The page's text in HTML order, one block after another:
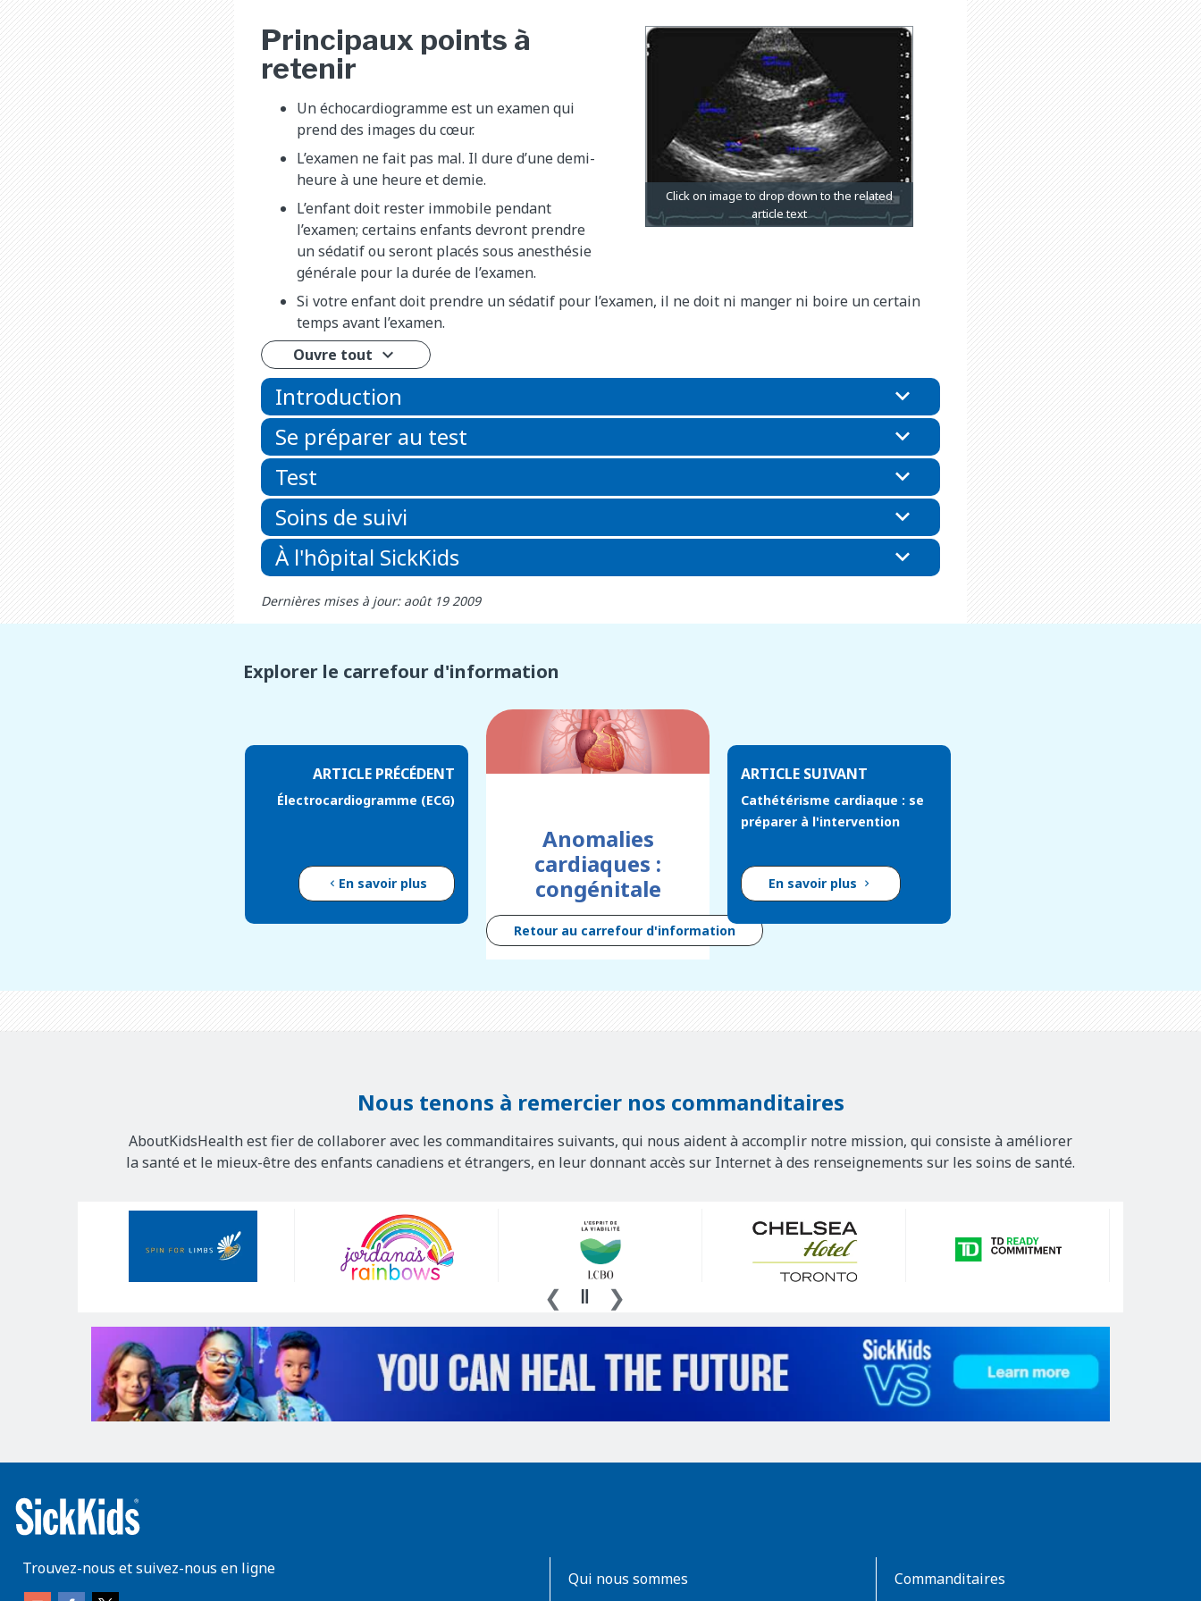
Principaux points à
retenir
Un échocardiogramme est un examen qui
prend des images du cœur.
L’examen ne fait pas mal. Il dure d’une demi-
heure à une heure et demie.
L’enfant doit rester immobile pendant
l’examen; certains enfants devront prendre
un sédatif ou seront placés sous anesthésie
générale pour la durée de l’examen.
Si votre enfant doit prendre un sédatif pour l’examen, il ne doit ni manger ni boire un certain
temps avant l’examen.
Ouvre tout
Introduction
Se préparer au test
Test
Soins de suivi
À l'hôpital SickKids
Dernières mises à jour: août 19 2009
Explorer le carrefour d'information
ARTICLE PRÉCÉDENT
Électrocardiogramme (ECG)
En savoir plus
Anomalies
cardiaques :
congénitale
Retour au carrefour d'information
ARTICLE SUIVANT
Cathétérisme cardiaque : se
préparer à l'intervention
En savoir plus
Nous tenons à remercier nos commanditaires
AboutKidsHealth est fier de collaborer avec les commanditaires suivants, qui nous aident à accomplir notre mission, qui consiste à améliorer
la santé et le mieux-être des enfants canadiens et étrangers, en leur donnant accès sur Internet à des renseignements sur les soins de santé.
Trouvez-nous et suivez-nous en ligne
Qui nous sommes Commanditaires